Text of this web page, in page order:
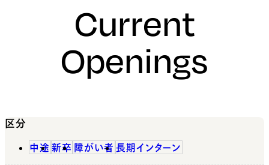
Current
Openings
区分
中途 新卒 障がい者 長期インターン